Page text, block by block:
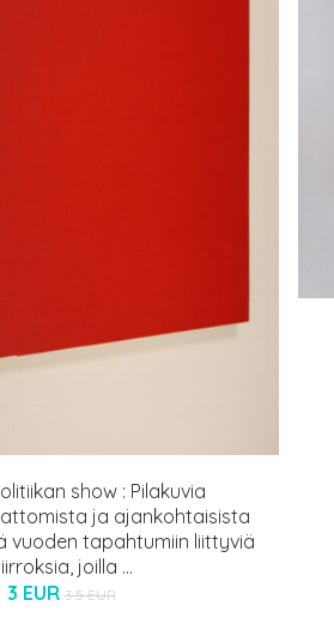
show : Pilakuvia
ja ajankohtaisista
vuoden tapahtumiin liittyviä
joilla ...
3 EUR 3.5 EUR